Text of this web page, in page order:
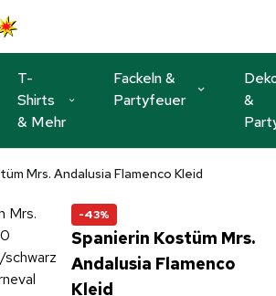
T-
Shirts
& Mehr
Fackeln &
Partyfeuer
&
Mrs. Andalusia Flamenco Kleid
-43%
Spanierin Kostüm Mrs.
Andalusia Flamenco
Kleid